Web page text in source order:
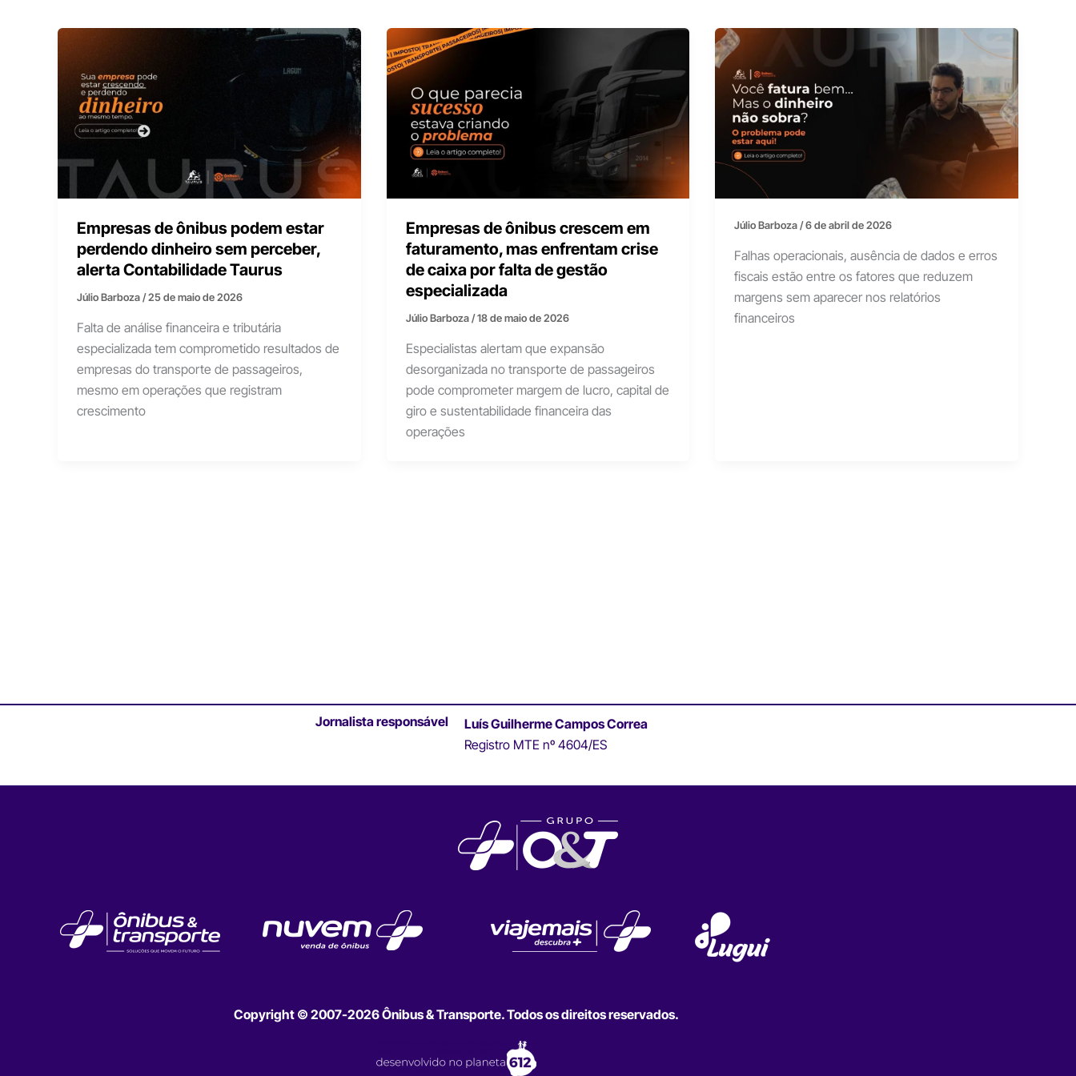
Empresas de ônibus podem estar
perdendo dinheiro sem perceber,
alerta Contabilidade Taurus
Júlio Barboza/25 de maio de 2026
Falta de análise financeira e tributária
especializada tem comprometido resultados de
empresas do transporte de passageiros,
mesmo em operações que registram
crescimento
Empresas de ônibus crescem em
faturamento, mas enfrentam crise
de caixa por falta de gestão
especializada
Júlio Barboza/18 de maio de 2026
Especialistas alertam que expansão
desorganizada no transporte de passageiros
pode comprometer margem de lucro, capital de
giro e sustentabilidade financeira das
operações
Júlio Barboza/6 de abril de 2026
Falhas operacionais, ausência de dados e erros
fiscais estão entre os fatores que reduzem
margens sem aparecer nos relatórios
financeiros
Jornalista responsável
Luís Guilherme Campos Correa
Registro MTE nº 4604/ES
Copyright © 2007-2026 Ônibus & Transporte. Todos os direitos reservados.